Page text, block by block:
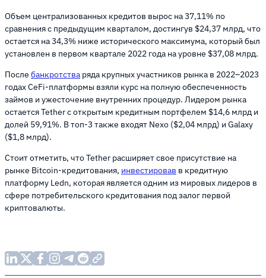
Объем централизованных кредитов вырос на 37,11% по
сравнения с предыдущим кварталом, достингув $24,37 млрд, что
остается на 34,3% ниже исторического максимума, который был
установлен в первом квартале 2022 года на уровне $37,08 млрд.
После банкротства ряда крупных участников рынка в 2022–2023
годах CeFi-платформы взяли курс на полную обеспеченность
займов и ужесточение внутренних процедур. Лидером рынка
остается Tether с открытым кредитным портфелем $14,6 млрд и
долей 59,91%. В топ-3 также входят Nexo ($2,04 млрд) и Galaxy
($1,8 млрд).
Стоит отметить, что Tether расширяет свое присутствие на
рынке Bitcoin-кредитования, инвестировав в кредитную
платформу Ledn, которая является одним из мировых лидеров в
сфере потребительского кредитования под залог первой
криптовалюты.